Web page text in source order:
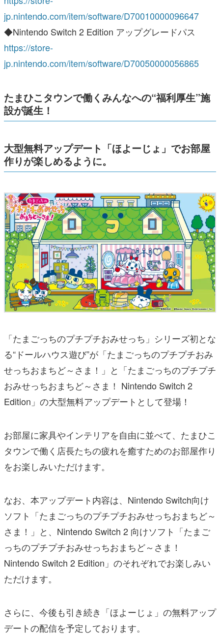
jp.nintendo.com/item/software/D70010000096647
◆Nintendo Switch 2 Edition アップグレードパス
https://store-
jp.nintendo.com/item/software/D70050000056865
たまひこタウンで働くみんなへの“福利厚生”施
設が誕生！
大型無料アップデート「ほよーじょ」でお部屋
作りが楽しめるように。
「たまごっちのプチプチおみせっち」シリーズ初とな
る“ドールハウス遊び”が「たまごっちのプチプチおみ
せっちおまちど～さま！」と「たまごっちのプチプチ
おみせっちおまちど～さま！ Nintendo Switch 2
Edition」の大型無料アップデートとして登場！
お部屋に家具やインテリアを自由に並べて、たまひこ
タウンで働く店長たちの疲れを癒すためのお部屋作り
をお楽しみいただけます。
なお、本アップデート内容は、Nintendo Switch向け
ソフト「たまごっちのプチプチおみせっちおまちど～
さま！」と、Nintendo Switch 2 向けソフト「たまご
っちのプチプチおみせっちおまちど～さま！
Nintendo Switch 2 Edition」のそれぞれでお楽しみい
ただけます。
さらに、今後も引き続き「ほよーじょ」の無料アップ
デートの配信を予定しております。